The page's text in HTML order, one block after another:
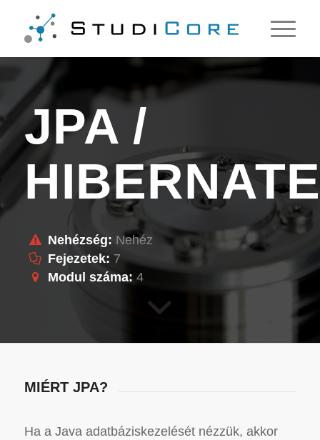
JPA /
HIBERNATE
Nehézség: Nehéz
Fejezetek: 7
Modul száma: 4
MIÉRT JPA?
Ha a Java adatbáziskezelését nézzük, akkor